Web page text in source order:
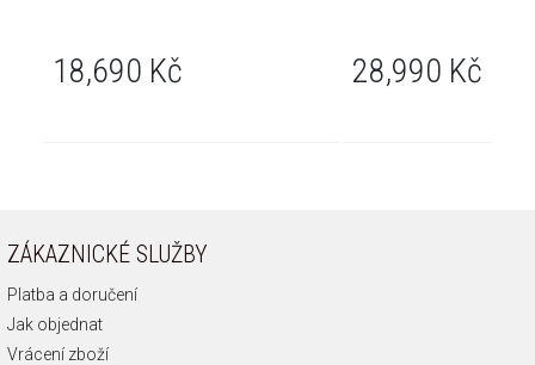
18,690 Kč 28,990 Kč
ZÁKAZNICKÉ SLUŽBY
Platba a doručení
Jak objednat
Vrácení zboží